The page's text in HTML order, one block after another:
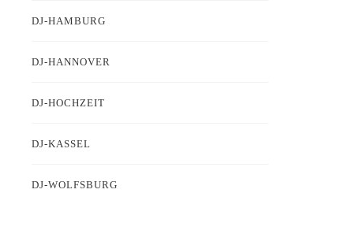
DJ-HAMBURG
DJ-HANNOVER
DJ-HOCHZEIT
DJ-KASSEL
DJ-WOLFSBURG